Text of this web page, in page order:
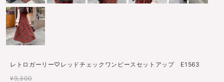
レトロガーリー♡レッドチェックワンピースセットアップ E1563
¥9,300